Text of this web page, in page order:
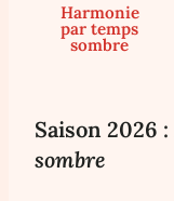
Harmonie
par temps
sombre
Saison 2026 :
sombre